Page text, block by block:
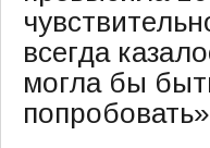
всегда
могла бы